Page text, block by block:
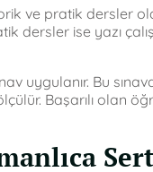
ve pratik dersler
dersler ise yazı
uygulanır. Bu
Başarılı olan